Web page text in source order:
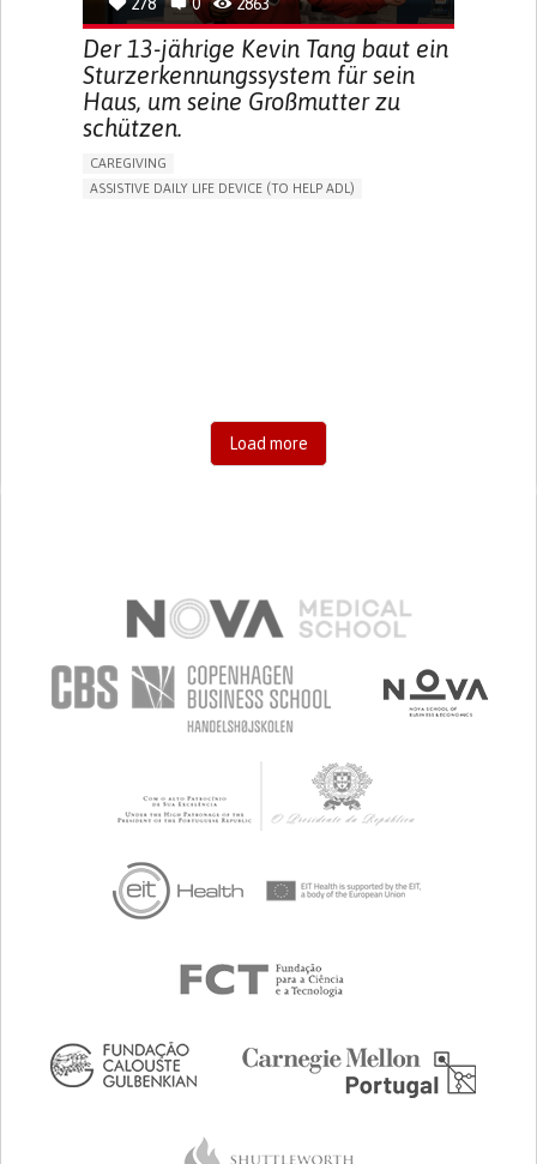
Der 13-jährige Kevin Tang baut ein
Sturzerkennungssystem für sein
Haus, um seine Großmutter zu
schützen.
CAREGIVING
ASSISTIVE DAILY LIFE DEVICE (TO HELP ADL)
Load more